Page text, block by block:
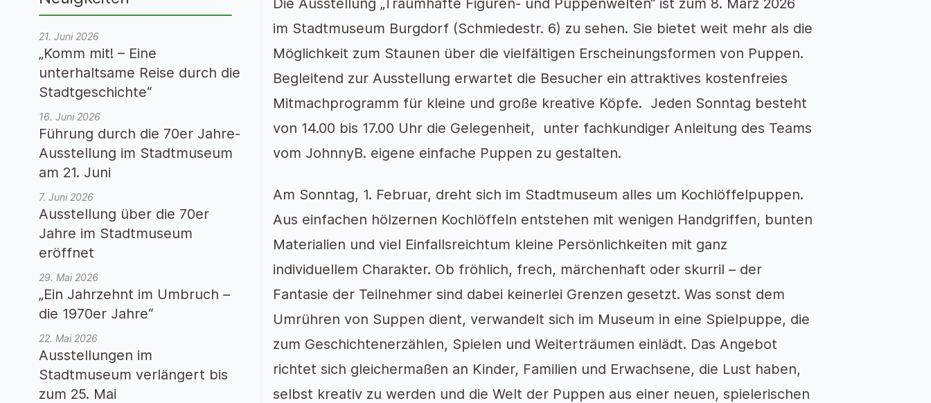
Die Ausstellung „Traumhafte Figuren- und Puppenwelten“ ist zum 8. März 2026
im Stadtmuseum Burgdorf (Schmiedestr. 6) zu sehen. Sie bietet weit mehr als die
Möglichkeit zum Staunen über die vielfältigen Erscheinungsformen von Puppen.
Begleitend zur Ausstellung erwartet die Besucher ein attraktives kostenfreies
Mitmachprogramm für kleine und große kreative Köpfe. Jeden Sonntag besteht
von 14.00 bis 17.00 Uhr die Gelegenheit, unter fachkundiger Anleitung des Teams
vom JohnnyB. eigene einfache Puppen zu gestalten.
Am Sonntag, 1. Februar, dreht sich im Stadtmuseum alles um Kochlöffelpuppen.
Aus einfachen hölzernen Kochlöffeln entstehen mit wenigen Handgriffen, bunten
Materialien und viel Einfallsreichtum kleine Persönlichkeiten mit ganz
individuellem Charakter. Ob fröhlich, frech, märchenhaft oder skurril – der
Fantasie der Teilnehmer sind dabei keinerlei Grenzen gesetzt. Was sonst dem
Umrühren von Suppen dient, verwandelt sich im Museum in eine Spielpuppe, die
zum Geschichtenerzählen, Spielen und Weiterträumen einlädt. Das Angebot
richtet sich gleichermaßen an Kinder, Familien und Erwachsene, die Lust haben,
selbst kreativ zu werden und die Welt der Puppen aus einer neuen, spielerischen
21. Juni 2026
„Komm mit! – Eine
unterhaltsame Reise durch die
Stadtgeschichte“
16. Juni 2026
Führung durch die 70er Jahre-
Ausstellung im Stadtmuseum
am 21. Juni
7. Juni 2026
Ausstellung über die 70er
Jahre im Stadtmuseum
eröffnet
29. Mai 2026
„Ein Jahrzehnt im Umbruch –
die 1970er Jahre“
22. Mai 2026
Ausstellungen im
Stadtmuseum verlängert bis
zum 25. Mai